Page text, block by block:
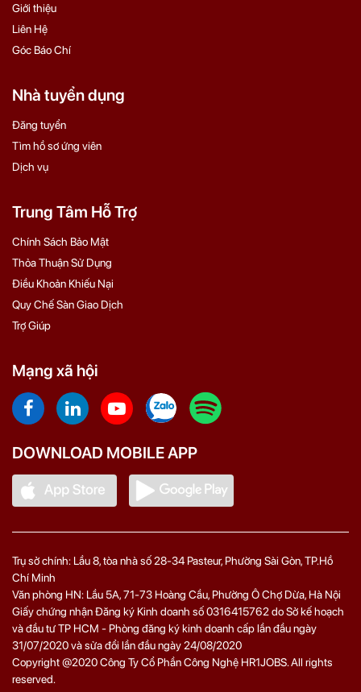
Giới thiệu
Liên Hệ
Góc Báo Chí
Nhà tuyển dụng
Đăng tuyển
Tìm hồ sơ ứng viên
Dịch vụ
Trung Tâm Hỗ Trợ
Chính Sách Bảo Mật
Thỏa Thuận Sử Dụng
Điều Khoản Khiếu Nại
Quy Chế Sàn Giao Dịch
Trợ Giúp
Mạng xã hội
DOWNLOAD MOBILE APP
Trụ sở chính: Lầu 8, tòa nhà số 28-34 Pasteur, Phường Sài Gòn, TP.Hồ
Chí Minh
Văn phòng HN: Lầu 5A, 71‑73 Hoàng Cầu, Phường Ô Chợ Dừa, Hà Nội
Giấy chứng nhận Đăng ký Kinh doanh số 0316415762 do Sở kế hoạch
và đầu tư TP HCM - Phòng đăng ký kinh doanh cấp lần đầu ngày
31/07/2020 và sửa đổi lần đầu ngày 24/08/2020
Copyright @2020 Công Ty Cổ Phần Công Nghệ HR1JOBS. All rights
reserved.